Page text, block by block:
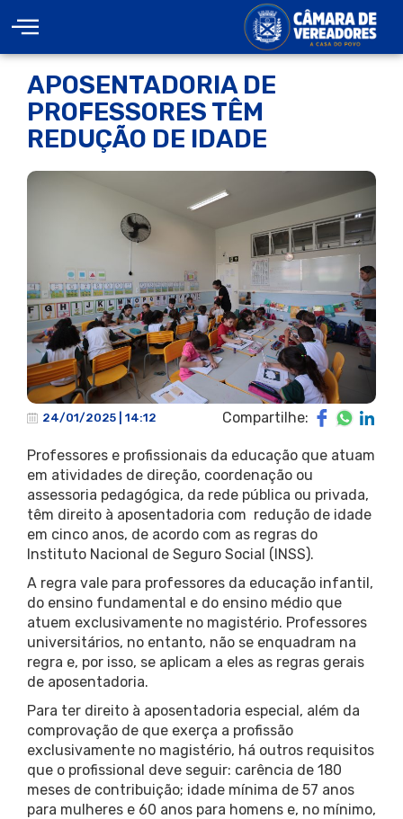
APOSENTADORIA DE
PROFESSORES TÊM
REDUÇÃO DE IDADE
24/01/2025 | 14:12 Compartilhe:
Professores e profissionais da educação que atuam
em atividades de direção, coordenação ou
assessoria pedagógica, da rede pública ou privada,
têm direito à aposentadoria com redução de idade
em cinco anos, de acordo com as regras do
Instituto Nacional de Seguro Social (INSS).
A regra vale para professores da educação infantil,
do ensino fundamental e do ensino médio que
atuem exclusivamente no magistério. Professores
universitários, no entanto, não se enquadram na
regra e, por isso, se aplicam a eles as regras gerais
de aposentadoria.
Para ter direito à aposentadoria especial, além da
comprovação de que exerça a profissão
exclusivamente no magistério, há outros requisitos
que o profissional deve seguir: carência de 180
meses de contribuição; idade mínima de 57 anos
para mulheres e 60 anos para homens e, no mínimo,